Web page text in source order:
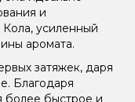
и
Кола, усиленный
аромата.
затяжек, даря
Благодаря
более быстрое и